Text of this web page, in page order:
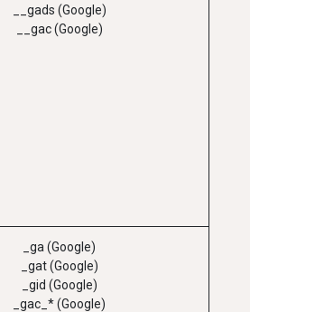
__gads (Google)
__gac (Google)
_ga (Google)
_gat (Google)
_gid (Google)
_gac_* (Google)